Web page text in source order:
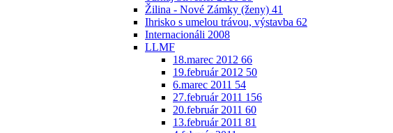
Žilina - Nové Zámky (ženy) 41
Ihrisko s umelou trávou, výstavba 62
Internacionáli 2008
LLMF
18.marec 2012 66
19.február 2012 50
6.marec 2011 54
27.február 2011 156
20.február 2011 60
13.február 2011 81